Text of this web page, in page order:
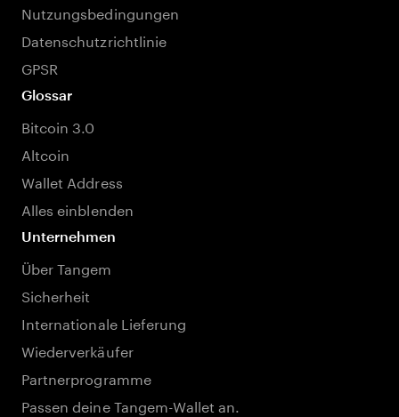
Nutzungsbedingungen
Datenschutzrichtlinie
GPSR
Glossar
Bitcoin 3.0
Altcoin
Wallet Address
Alles einblenden
Unternehmen
Über Tangem
Sicherheit
Internationale Lieferung
Wiederverkäufer
Partnerprogramme
Passen deine Tangem-Wallet an.